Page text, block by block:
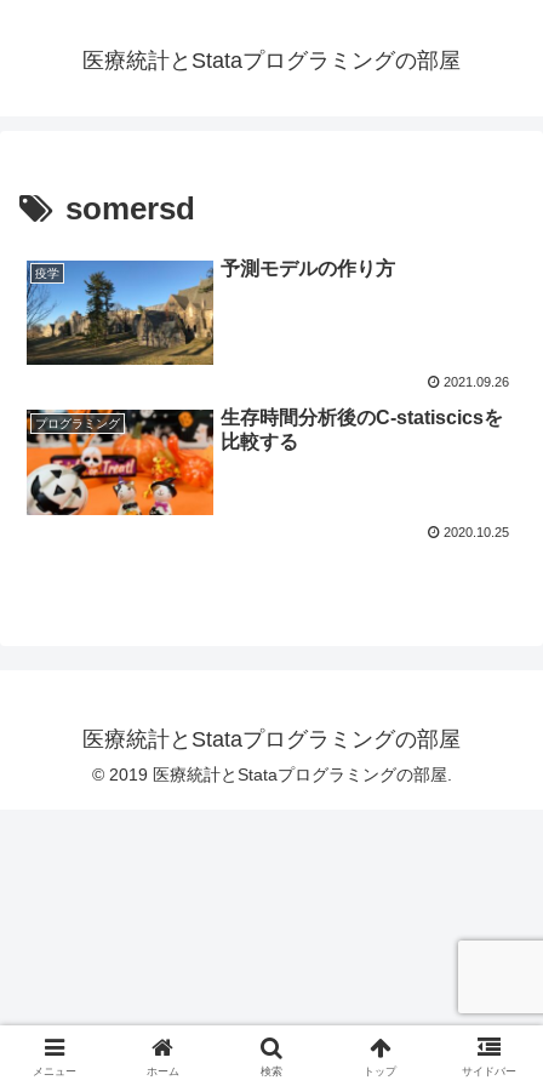
医療統計とStataプログラミングの部屋
somersd
疫学 予測モデルの作り方
2021.09.26
プログラミング
生存時間分析後のC-statiscicsを
比較する
2020.10.25
医療統計とStataプログラミングの部屋
© 2019 医療統計とStataプログラミングの部屋.
メニュー ホーム 検索 トップ サイドバー